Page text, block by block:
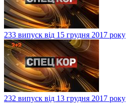
233 випуск від 15 грудня 2017 року
232 випуск від 13 грудня 2017 року